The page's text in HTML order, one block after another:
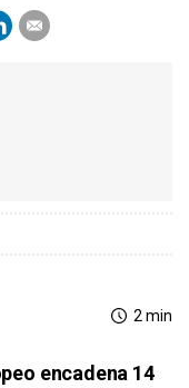
2 min
encadena 14